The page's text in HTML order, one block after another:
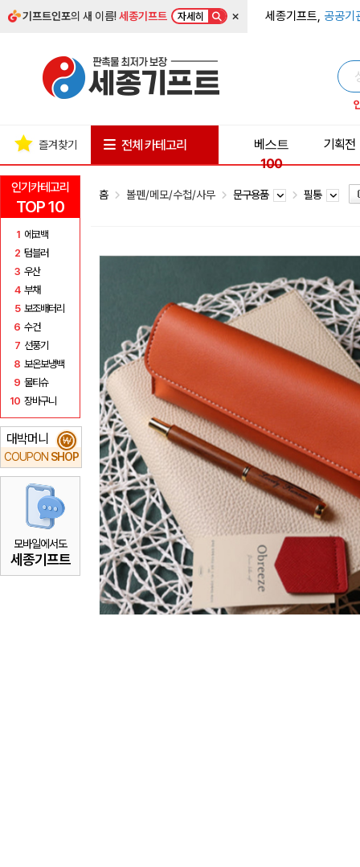
기프트인포의 새 이름!세종기프트 자세히 × 세종기프트, 공공기
인기카테고리
TOP 10
1 에코백
2 텀블러
3 우산
4 부채
5 보조배터리
6 수건
7 선풍기
8 보온보냉백
9 물티슈
10 장바구니
대박머니
COUPON SHOP
₩
모바일에서도
세종기프트
즐겨찾기 전체 카테고리
베스트
100
기획전
홈 볼펜/메모/수첩/사무 문구용품 필통